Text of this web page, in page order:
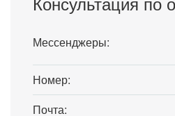
Мессенджеры:
Номер:
Почта: